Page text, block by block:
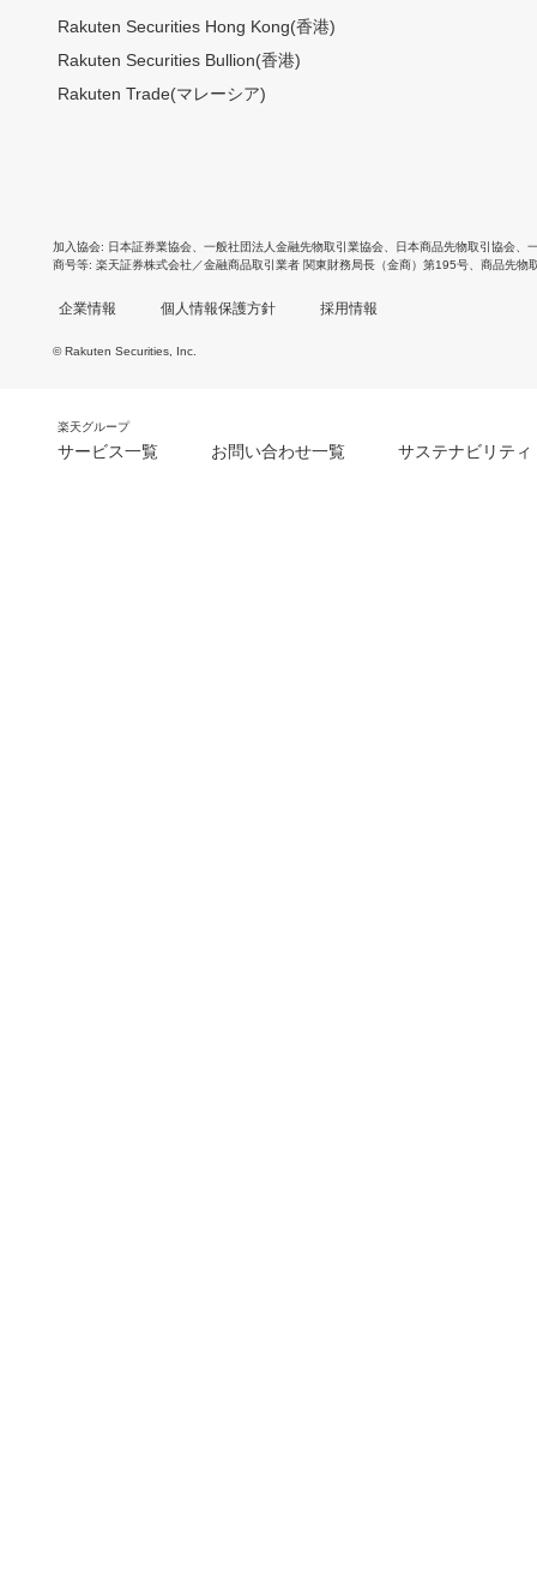
Rakuten Securities Hong Kong(香港)
Rakuten Securities Bullion(香港)
Rakuten Trade(マレーシア)
加入協会 日本証券業協会 一般社団法人金融先物取引業協会 日本商品先物取引協会
商号等 楽天証券株式会社／金融商品取引業者 関東財務局長（金商）第195号、商品先物
企業情報 個人情報保護方針 採用情報
© Rakuten Securities, Inc.
楽天グループ
サービス一覧 お問い合わせ一覧 サステナビリティ